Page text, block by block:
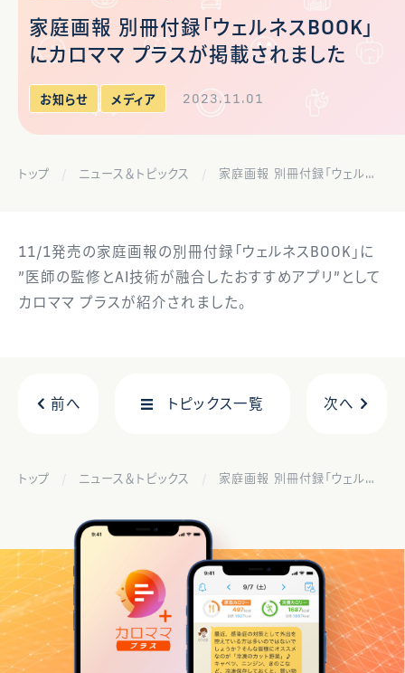
家庭画報 別冊付録「ウェルネスBOOK」
にカロママ プラスが掲載されました
お知らせ メディア 2023.11.01
トップ ニュース＆トピックス 家庭画報 別冊付録「ウェルネスBOOK」にカロママ プラスが掲載されました
11/1発売の家庭画報の別冊付録「ウェルネスBOOK」に
”医師の監修とAI技術が融合したおすすめアプリ”として
カロママ プラスが紹介されました。
前へ トピックス一覧 次へ
トップ ニュース＆トピックス 家庭画報 別冊付録「ウェルネスBOOK」にカロママ プラスが掲載されました